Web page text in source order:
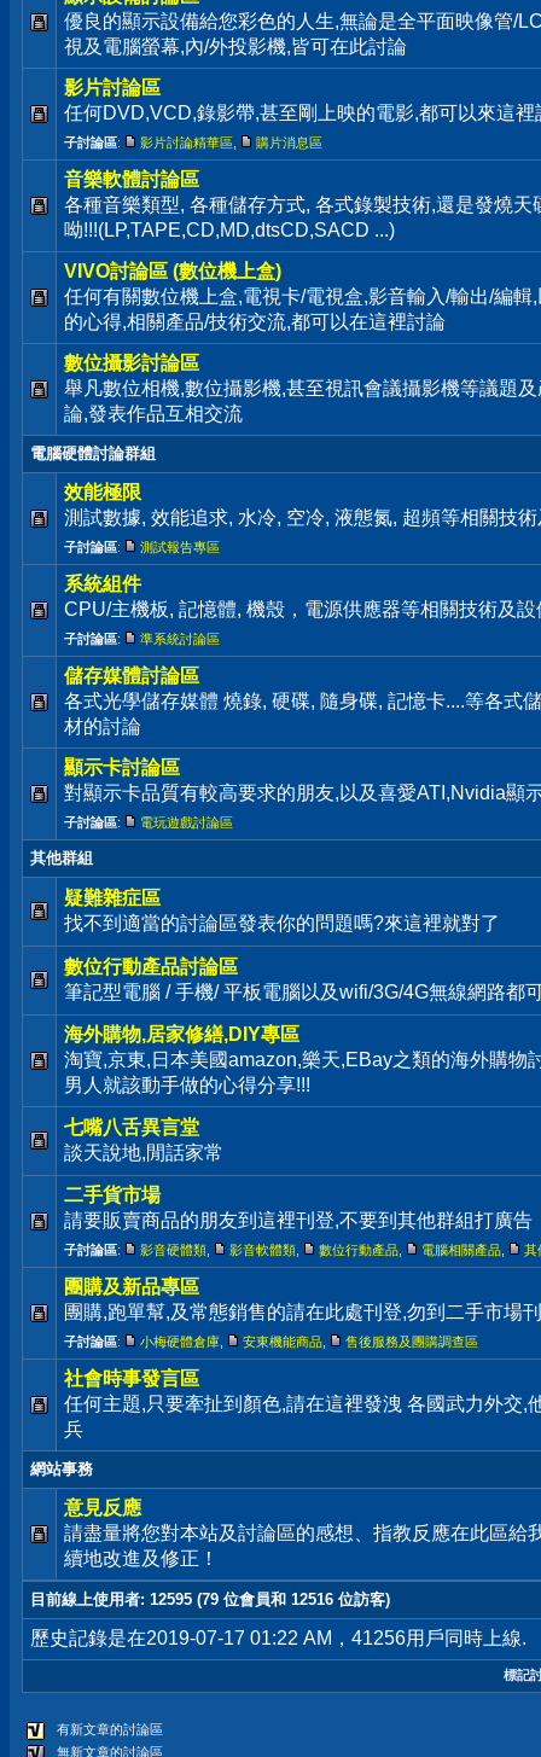
優良的顯示設備給您彩色的人生,無論是全平面映像管/
視及電腦螢幕,內/外投影機,皆可在此討論
影片討論區
任何DVD,VCD,錄影帶,甚至剛上映的電影,都可以來這裡
子討論區: 影片討論精華區 購片消息區
音樂軟體討論區
各種音樂類型, 各種儲存方式, 各式錄製技術,還是發燒
呦!!!(LP,TAPE,CD,MD,dtsCD,SACD ...)
VIVO討論區 (數位機上盒)
任何有關數位機上盒,電視卡/電視盒,影音輸入/輸出/編輯
的心得,相關產品/技術交流,都可以在這裡討論
數位攝影討論區
舉凡數位相機,數位攝影機,甚至視訊會議攝影機等議題
論,發表作品互相交流
電腦硬體討論群組
效能極限
測試數據, 效能追求, 水冷, 空冷, 液態氮, 超頻等相關技
子討論區: 測試報告專區
系統組件
CPU/主機板, 記憶體, 機殼，電源供應器等相關技術及
子討論區: 準系統討論區
儲存媒體討論區
各式光學儲存媒體 燒錄, 硬碟, 隨身碟, 記憶卡....等各式
材的討論
顯示卡討論區
對顯示卡品質有較高要求的朋友,以及喜愛ATI,Nvidia顯
子討論區: 電玩遊戲討論區
其他群組
疑難雜症區
找不到適當的討論區發表你的問題嗎?來這裡就對了
數位行動產品討論區
筆記型電腦 / 手機/ 平板電腦以及wifi/3G/4G無線網路都
海外購物,居家修繕,DIY專區
淘寶,京東,日本美國amazon,樂天,EBay之類的海外購物
男人就該動手做的心得分享!!!
七嘴八舌異言堂
談天說地,閒話家常
二手貨市場
請要販賣商品的朋友到這裡刊登,不要到其他群組打廣告
子討論區: 影音硬體類 影音軟體類 數位行動產品 電腦相關產品 其
團購及新品專區
團購,跑單幫,及常態銷售的請在此處刊登,勿到二手市場
子討論區: 小梅硬體倉庫 安東機能商品 售後服務及團購調查區
社會時事發言區
任何主題,只要牽扯到顏色,請在這裡發洩 各國武力外交,
兵
網站事務
意見反應
請盡量將您對本站及討論區的感想、指教反應在此區給
續地改進及修正！
目前線上使用者: 12595 (79 位會員和 12516 位訪客)
歷史記錄是在2019-07-17 01:22 AM，41256用戶同時上線.
標記
有新文章的討論區
無新文章的討論區